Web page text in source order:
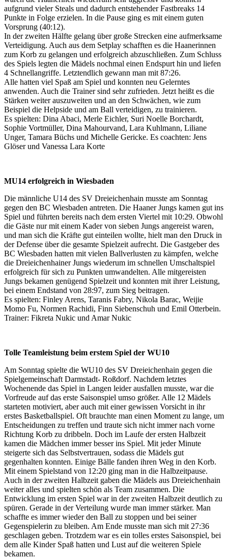
aufgrund vieler Steals und dadurch entstehender Fastbreaks 14
Punkte in Folge erzielen. In die Pause ging es mit einem guten
Vorsprung (40:12).
In der zweiten Hälfte gelang über große Strecken eine aufmerksame
Verteidigung. Auch aus dem Setplay schafften es die Haanerinnen
zum Korb zu gelangen und erfolgreich abzuschließen. Zum Schluss
des Spiels legten die Mädels nochmal einen Endspurt hin und liefen
4 Schnellangriffe. Letztendlich gewann man mit 87:26.
Alle hatten viel Spaß am Spiel und konnten neu Gelerntes
anwenden. Auch die Trainer sind sehr zufrieden. Jetzt heißt es die
Stärken weiter auszuweiten und an den Schwächen, wie zum
Beispiel die Helpside und am Ball verteidigen, zu trainieren.
Es spielten: Dina Abaci, Merle Eichler, Suri Noelle Borchardt,
Sophie Vortmüller, Dina Mahourvand, Lara Kuhlmann, Liliane
Unger, Tamara Büchs und Michelle Gericke. Es coachten: Jens
Glöser und Vanessa Lara Korte
MU14 erfolgreich in Wiesbaden
Die männliche U14 des SV Dreieichenhain musste am Sonntag
gegen den BC Wiesbaden antreten. Die Haaner Jungs kamen gut ins
Spiel und führten bereits nach dem ersten Viertel mit 10:29. Obwohl
die Gäste nur mit einem Kader von sieben Jungs angereist waren,
und man sich die Kräfte gut einteilen wollte, hielt man den Druck in
der Defense über die gesamte Spielzeit aufrecht. Die Gastgeber des
BC Wiesbaden hatten mit vielen Ballverlusten zu kämpfen, welche
die Dreieichenhainer Jungs wiederum im schnellen Umschaltspiel
erfolgreich für sich zu Punkten umwandelten. Alle mitgereisten
Jungs bekamen genügend Spielzeit und konnten mit ihrer Leistung,
bei einem Endstand von 28:97, zum Sieg beitragen.
Es spielten: Finley Arens, Taranis Fabry, Nikola Barac, Weijie
Momo Fu, Normen Rachidi, Finn Siebenschuh und Emil Otterbein.
Trainer: Fikreta Nukic und Amar Nukic
Tolle Teamleistung beim erstem Spiel der WU10
Am Sonntag spielte die WU10 des SV Dreieichenhain gegen die
Spielgemeinschaft Darmstadt- Roßdorf. Nachdem letztes
Wochenende das Spiel in Langen leider ausfallen musste, war die
Vorfreude auf das erste Saisonspiel umso größer. Alle 12 Mädels
starteten motiviert, aber auch mit einer gewissen Vorsicht in ihr
erstes Basketballspiel. Oft brauchte man einen Moment zu lange, um
Entscheidungen zu treffen und traute sich nicht immer nach vorne
Richtung Korb zu dribbeln. Doch im Laufe der ersten Halbzeit
kamen die Mädchen immer besser ins Spiel. Mit jeder Minute
steigerte sich das Selbstvertrauen, sodass die Mädels gut
gegenhalten konnten. Einige Bälle fanden ihren Weg in den Korb.
Mit einem Spielstand von 12:20 ging man in die Halbzeitpause.
Auch in der zweiten Halbzeit gaben die Mädels aus Dreieichenhain
weiter alles und spielten schön als Team zusammen. Die
Entwicklung im ersten Spiel war in der zweiten Halbzeit deutlich zu
spüren. Gerade in der Verteilung wurde man immer stärker. Man
schaffte es immer wieder den Ball zu stoppen und bei seiner
Gegenspielerin zu bleiben. Am Ende musste man sich mit 27:36
geschlagen geben. Trotzdem war es ein tolles erstes Saisonspiel, bei
dem alle Kinder Spaß hatten und Lust auf die weiteren Spiele
bekamen.